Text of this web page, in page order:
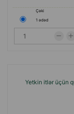
Çəki
1 ədəd
Yetkin itlər üçün